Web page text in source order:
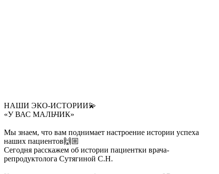
НАШИ ЭКО-ИСТОРИИ💫
«У ВАС МАЛЬЧИК»
Мы знаем, что вам поднимает настроение истории успеха
наших пациентов🙌🏼
Сегодня расскажем об истории пациентки врача-
репродуктолога Сутягиной С.Н.